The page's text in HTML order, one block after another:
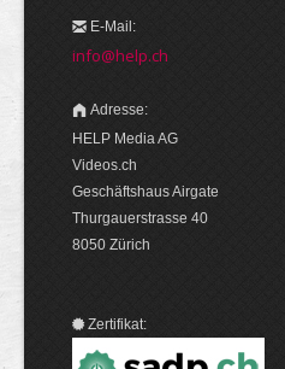
E-Mail:
info@help.ch
Adresse:
HELP Media AG
Videos.ch
Geschäftshaus Airgate
Thurgauerstrasse 40
8050 Zürich
Zertifikat: